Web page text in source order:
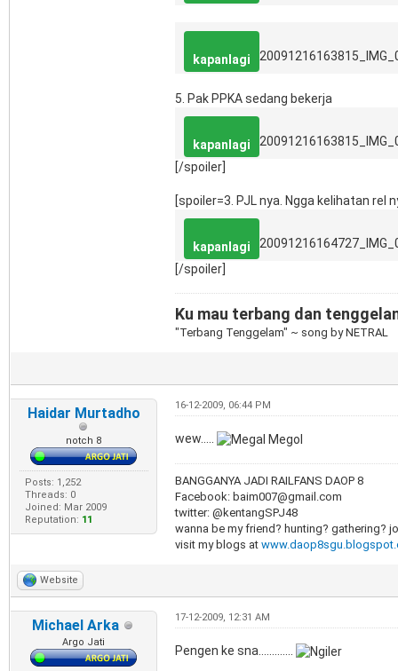
kapanlagi
5. Pak PPKA sedang bekerja
kapanlagi
[/spoiler]
[spoiler=3. PJL nya. Ngga kelihatan rel
kapanlagi
[/spoiler]
Ku mau terbang dan
"Terbang Tenggelam" ~ song by NETRAL
Haidar Murtadho
notch 8
Posts: 1,252
Threads: 0
Joined: Mar 2009
Reputation: 11
16-12-2009, 06:44 PM
wew.....
BANGGANYA JADI RAILFANS DAOP 8
Facebook: baim007@gmail.com
twitter: @kentangSPJ48
wanna be my friend? hunting? gathering?
visit my blogs at
Website
Michael Arka
Argo Jati
17-12-2009, 12:31 AM
Pengen ke sna.............